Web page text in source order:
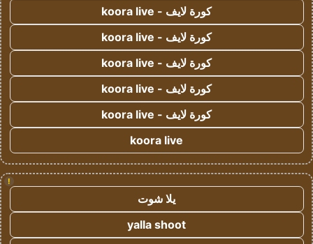
كورة لايف - koora live
كورة لايف - koora live
كورة لايف - koora live
كورة لايف - koora live
كورة لايف - koora live
koora live
!
يلا شوت
yalla shoot